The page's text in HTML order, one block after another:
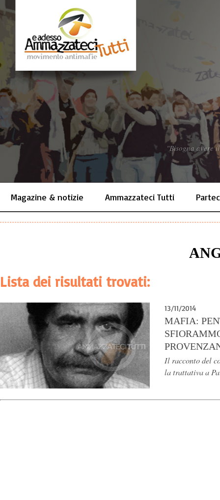
"Bisogna avere
Magazine & notizie Ammazzateci Tutti
Lista dei risultati trovati:
13/11/2014
MAFIA:
Il racconto del
la trattativa a